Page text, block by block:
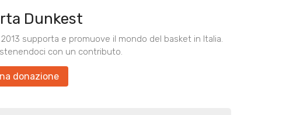
Dunkest
supporta e promuove il mondo del basket in Italia.
con un contributo.
donazione